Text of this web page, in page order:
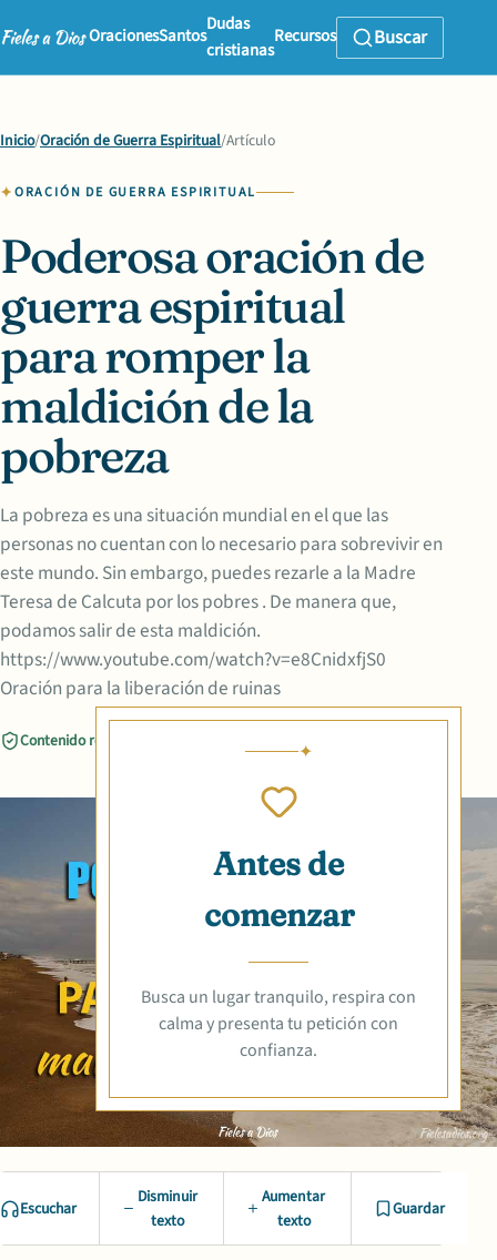
OracionesSantos
Dudas
cristianas
Recursos Buscar
Inicio/Oración de Guerra Espiritual/Artículo
ORACIÓN DE GUERRA ESPIRITUAL
Poderosa oración de
guerra espiritual
para romper la
maldición de la
pobreza
La pobreza es una situación mundial en el que las
personas no cuentan con lo necesario para sobrevivir en
este mundo. Sin embargo, puedes rezarle a la Madre
Teresa de Calcuta por los pobres . De manera que,
podamos salir de esta maldición.
https://www.youtube.com/watch?v=e8CnidxfjS0
Oración para la liberación de ruinas
Contenido revisado
Antes de
comenzar
Busca un lugar tranquilo, respira con
calma y presenta tu petición con
confianza.
Escuchar
Disminuir
texto
Aumentar
texto
Guardar